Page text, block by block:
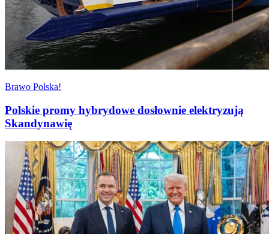
Brawo Polska!
Polskie promy hybrydowe dosłownie elektryzują
Skandynawię